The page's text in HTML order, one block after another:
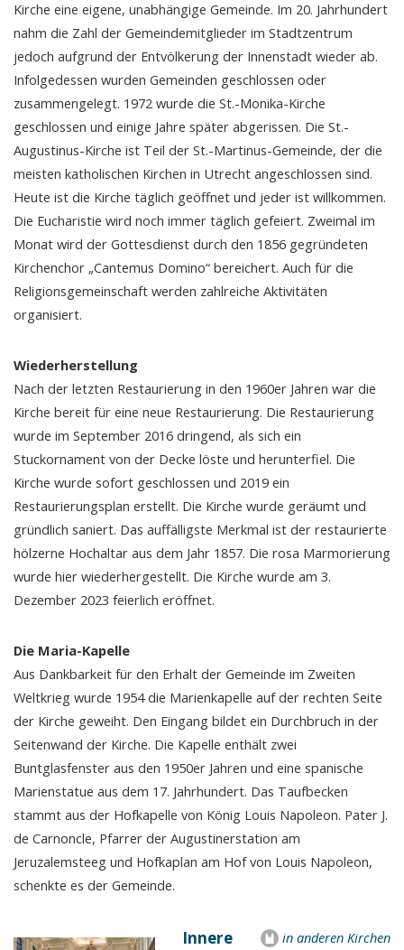
Kirche eine eigene, unabhängige Gemeinde. Im 20. Jahrhundert
nahm die Zahl der Gemeindemitglieder im Stadtzentrum
jedoch aufgrund der Entvölkerung der Innenstadt wieder ab.
Infolgedessen wurden Gemeinden geschlossen oder
zusammengelegt. 1972 wurde die St.-Monika-Kirche
geschlossen und einige Jahre später abgerissen. Die St.-
Augustinus-Kirche ist Teil der St.-Martinus-Gemeinde, der die
meisten katholischen Kirchen in Utrecht angeschlossen sind.
Heute ist die Kirche täglich geöffnet und jeder ist willkommen.
Die Eucharistie wird noch immer täglich gefeiert. Zweimal im
Monat wird der Gottesdienst durch den 1856 gegründeten
Kirchenchor „Cantemus Domino“ bereichert. Auch für die
Religionsgemeinschaft werden zahlreiche Aktivitäten
organisiert.
Wiederherstellung
Nach der letzten Restaurierung in den 1960er Jahren war die
Kirche bereit für eine neue Restaurierung. Die Restaurierung
wurde im September 2016 dringend, als sich ein
Stuckornament von der Decke löste und herunterfiel. Die
Kirche wurde sofort geschlossen und 2019 ein
Restaurierungsplan erstellt. Die Kirche wurde geräumt und
gründlich saniert. Das auffälligste Merkmal ist der restaurierte
hölzerne Hochaltar aus dem Jahr 1857. Die rosa Marmorierung
wurde hier wiederhergestellt. Die Kirche wurde am 3.
Dezember 2023 feierlich eröffnet.
Die Maria-Kapelle
Aus Dankbarkeit für den Erhalt der Gemeinde im Zweiten
Weltkrieg wurde 1954 die Marienkapelle auf der rechten Seite
der Kirche geweiht. Den Eingang bildet ein Durchbruch in der
Seitenwand der Kirche. Die Kapelle enthält zwei
Buntglasfenster aus den 1950er Jahren und eine spanische
Marienstatue aus dem 17. Jahrhundert. Das Taufbecken
stammt aus der Hofkapelle von König Louis Napoleon. Pater J.
de Carnoncle, Pfarrer der Augustinerstation am
Jeruzalemsteeg und Hofkaplan am Hof von Louis Napoleon,
schenkte es der Gemeinde.
in anderen Kirchen
Innere